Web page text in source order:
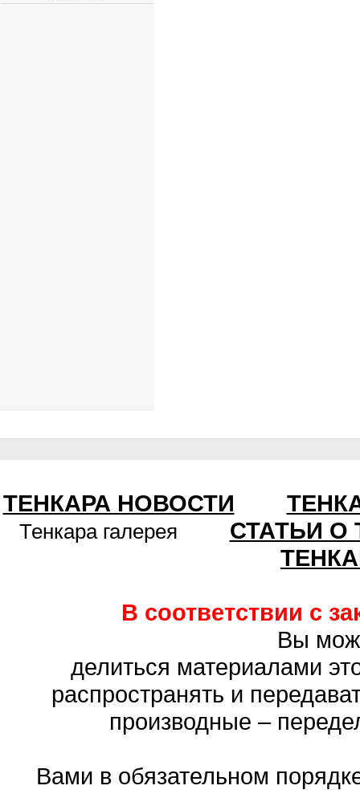
ТЕНКАРА НОВОСТИ
Тенкара галерея
СТАТЬИ О
В соответствии с
Вы
делиться материалами
распространять и
производные –
Вами в обязательном